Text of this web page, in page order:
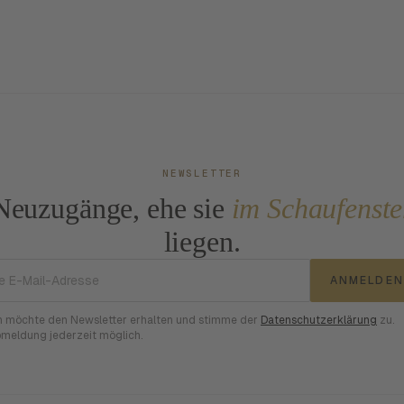
NEWSLETTER
ehe sie im
liegen.
ANMELDEN
möchte den Newsletter erhalten und stimme der Datenschutzerklärung zu.
jederzeit möglich.